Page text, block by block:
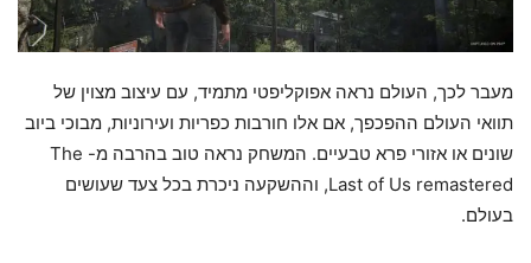
מעבר לכך, העולם נראה אפוקליפטי מתמיד, עם עיצוב מצוין של
תוואי העולם ההפכפך, אם אלו חורבות כפריות ועירוניות, מבוכי ביוב
שונים או אזורי פרא טבעיים. המשחק נראה טוב בהרבה מ- The
Last of Us remastered, וההשקעה ניכרת בכל צעד שעושים
בעולם.